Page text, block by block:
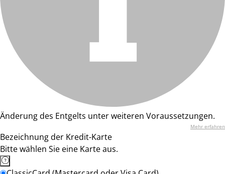
Änderung des Entgelts unter weiteren Voraussetzungen.
Mehr erfahren
Bezeichnung der Kredit-Karte
Bitte wählen Sie eine Karte aus.